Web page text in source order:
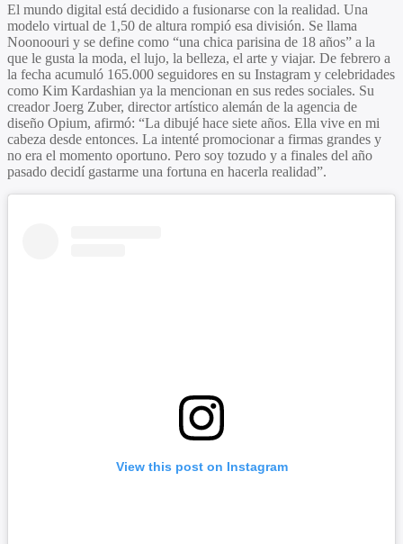
El mundo digital está decidido a fusionarse con la realidad. Una
modelo virtual de 1,50 de altura rompió esa división. Se llama
Noonoouri y se define como “una chica parisina de 18 años” a la
que le gusta la moda, el lujo, la belleza, el arte y viajar. De febrero a
la fecha acumuló 165.000 seguidores en su Instagram y celebridades
como Kim Kardashian ya la mencionan en sus redes sociales. Su
creador Joerg Zuber, director artístico alemán de la agencia de
diseño Opium, afirmó: “La dibujé hace siete años. Ella vive en mi
cabeza desde entonces. La intenté promocionar a firmas grandes y
no era el momento oportuno. Pero soy tozudo y a finales del año
pasado decidí gastarme una fortuna en hacerla realidad”.
View this post on Instagram